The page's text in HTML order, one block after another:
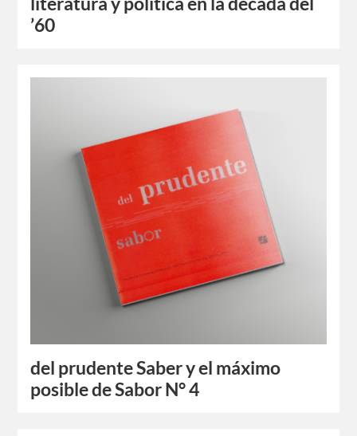
’60
del prudente Saber y el máximo
posible de Sabor N° 4